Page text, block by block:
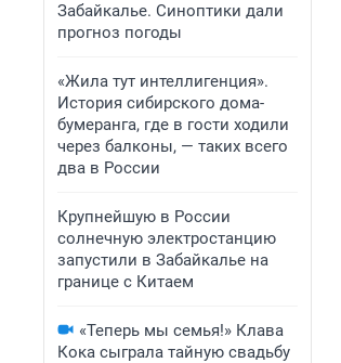
Забайкалье. Синоптики дали
прогноз погоды
«Жила тут интеллигенция».
История сибирского дома-
бумеранга, где в гости ходили
через балконы, — таких всего
два в России
Крупнейшую в России
солнечную электростанцию
запустили в Забайкалье на
границе с Китаем
«Теперь мы семья!» Клава
Кока сыграла тайную свадьбу